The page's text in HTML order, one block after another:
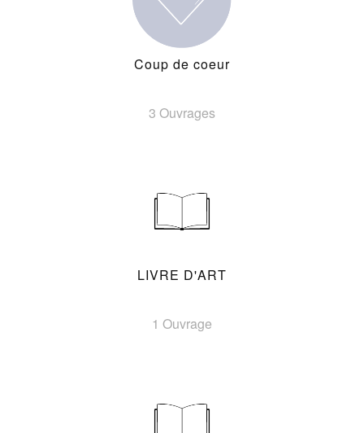
Coup de coeur
3 Ouvrages
LIVRE D'ART
1 Ouvrage